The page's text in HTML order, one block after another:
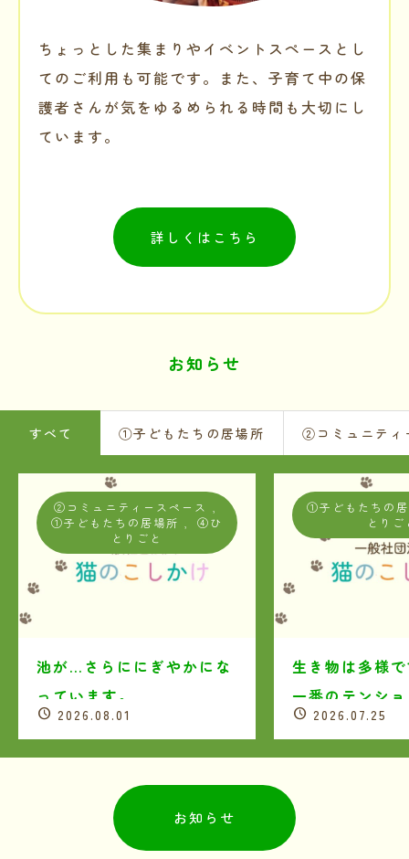
ちょっとした集まりやイベントスペースとし
てのご利用も可能です。また、子育て中の保
護者さんが気をゆるめられる時間も大切にし
ています。
詳しくはこちら
お知らせ
すべて ①子どもたちの居場所 ②コミュニティ
②コミュニティースペース
①子どもたちの居場所
④ひ
とりごと
池が…さらににぎやかにな
っています。
2026.08.01
①子どもたちの
とりご
生き物は多様
一番のテンシ
事！2026.07.25
お知らせ